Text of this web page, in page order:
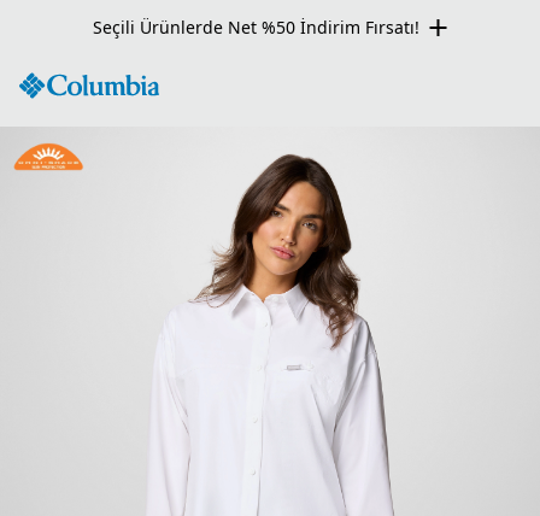
Seçili Ürünlerde Net %50 İndirim Fırsatı!